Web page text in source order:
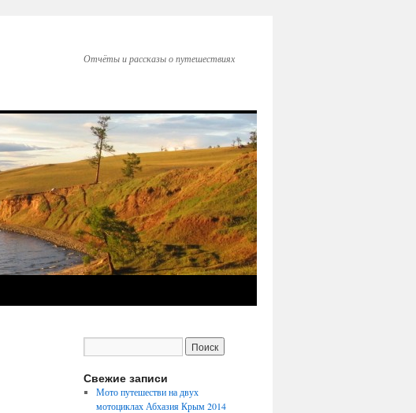
Отчёты и рассказы о путешествиях
Свежие записи
Мото путешестви на двух
мотоциклах Абхазия Крым 2014